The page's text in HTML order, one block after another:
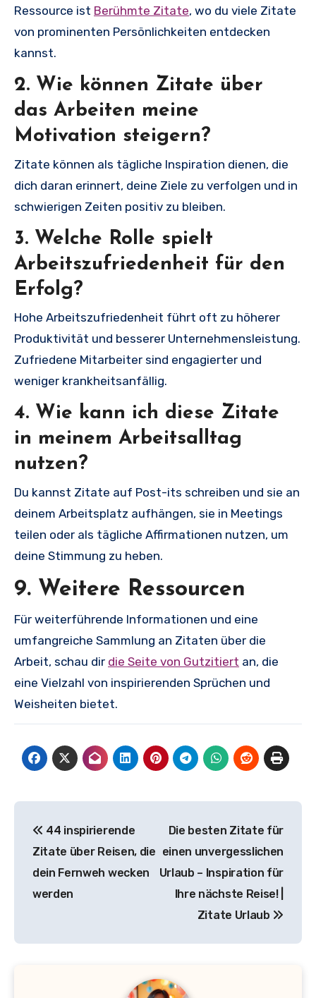
Ressource ist Berühmte Zitate, wo du viele Zitate
von prominenten Persönlichkeiten entdecken
kannst.
2. Wie können Zitate über
das Arbeiten meine
Motivation steigern?
Zitate können als tägliche Inspiration dienen, die
dich daran erinnert, deine Ziele zu verfolgen und in
schwierigen Zeiten positiv zu bleiben.
3. Welche Rolle spielt
Arbeitszufriedenheit für den
Erfolg?
Hohe Arbeitszufriedenheit führt oft zu höherer
Produktivität und besserer Unternehmensleistung.
Zufriedene Mitarbeiter sind engagierter und
weniger krankheitsanfällig.
4. Wie kann ich diese Zitate
in meinem Arbeitsalltag
nutzen?
Du kannst Zitate auf Post-its schreiben und sie an
deinem Arbeitsplatz aufhängen, sie in Meetings
teilen oder als tägliche Affirmationen nutzen, um
deine Stimmung zu heben.
9. Weitere Ressourcen
Für weiterführende Informationen und eine
umfangreiche Sammlung an Zitaten über die
Arbeit, schau dir die Seite von Gutzitiert an, die
eine Vielzahl von inspirierenden Sprüchen und
Weisheiten bietet.
44 inspirierende
Zitate über Reisen, die
dein Fernweh wecken
werden
Die besten Zitate für
einen unvergesslichen
Urlaub – Inspiration für
Ihre nächste Reise! |
Zitate Urlaub